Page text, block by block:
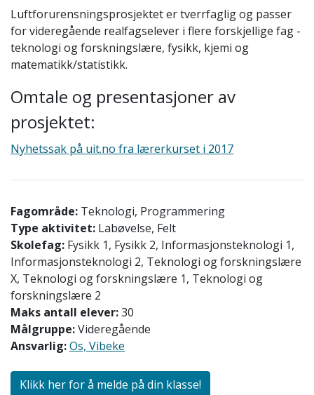
Luftforurensningsprosjektet er tverrfaglig og passer
for videregående realfagselever i flere forskjellige fag -
teknologi og forskningslære, fysikk, kjemi og
matematikk/statistikk.
Omtale og presentasjoner av
prosjektet:
Nyhetssak på uit.no fra lærerkurset i 2017
Fagområde: Teknologi, Programmering
Type aktivitet: Labøvelse, Felt
Skolefag: Fysikk 1, Fysikk 2, Informasjonsteknologi 1,
Informasjonsteknologi 2, Teknologi og forskningslære
X, Teknologi og forskningslære 1, Teknologi og
forskningslære 2
Maks antall elever:30
Målgruppe:Videregående
Ansvarlig:Os, Vibeke
Klikk her for å melde på din klasse!